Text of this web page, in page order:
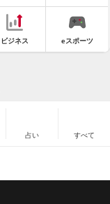
ビジネス eスポーツ
占い すべて